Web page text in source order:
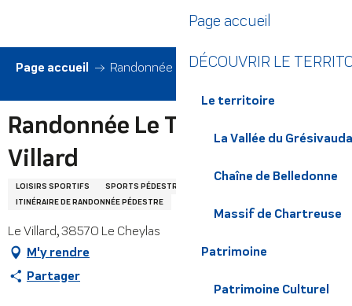
contenu
principal
Page accueil
DÉCOUVRIR LE
Le territoire
La Vallée du
Chaîne de Belledonne
Massif de Chartreuse
Patrimoine
Patrimoine Culturel
Page accueil Randonnée Le Trouillet - Le Villard
Randonnée Le Trouillet - Le
Villard
LOISIRS SPORTIFS
SPORTS PÉDESTRES
ITINÉRAIRE DE RANDONNÉE PÉDESTRE
Le Villard, 38570 Le Cheylas
M'y rendre
Partager